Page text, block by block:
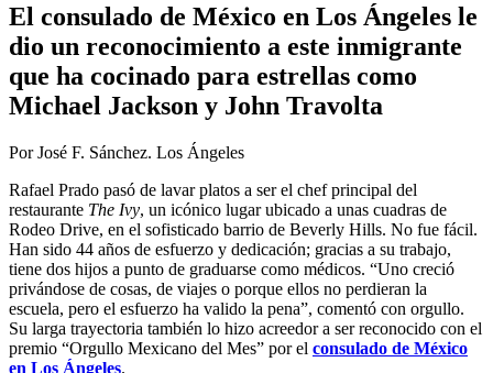
El consulado de México en Los Ángeles le
dio un reconocimiento a este inmigrante
que ha cocinado para estrellas como
Michael Jackson y John Travolta
Por José F. Sánchez. Los Ángeles
Rafael Prado pasó de lavar platos a ser el chef principal del
restaurante The Ivy, un icónico lugar ubicado a unas cuadras de
Rodeo Drive, en el sofisticado barrio de Beverly Hills. No fue fácil.
Han sido 44 años de esfuerzo y dedicación; gracias a su trabajo,
tiene dos hijos a punto de graduarse como médicos. “Uno creció
privándose de cosas, de viajes o porque ellos no perdieran la
escuela, pero el esfuerzo ha valido la pena”, comentó con orgullo.
Su larga trayectoria también lo hizo acreedor a ser reconocido con el
premio “Orgullo Mexicano del Mes” por el consulado de México
en Los Ángeles.